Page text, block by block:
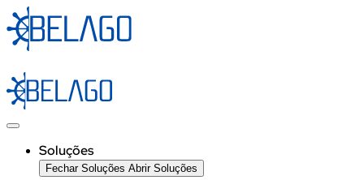
Ir
para
Soluções
Fechar Soluções Abrir Soluções